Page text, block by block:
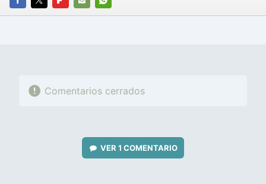
FACEBOOK
TWITTERFLIPBOARD
E-
WHATSAPP
Comentarios cerrados
VER 1 COMENTARIO